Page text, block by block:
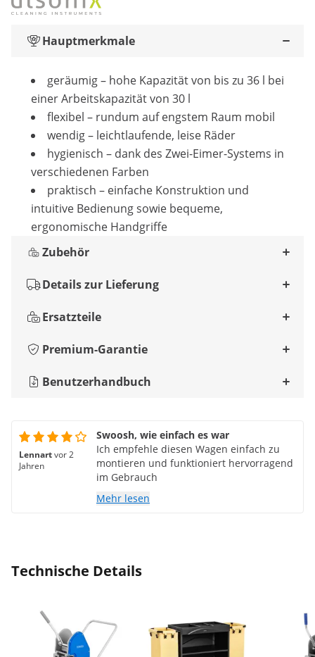
Hauptmerkmale
geräumig – hohe Kapazität von bis zu 36 l bei
einer Arbeitskapazität von 30 l
flexibel – rundum auf engstem Raum mobil
wendig – leichtlaufende, leise Räder
hygienisch – dank des Zwei-Eimer-Systems in
verschiedenen Farben
praktisch – einfache Konstruktion und
intuitive Bedienung sowie bequeme,
ergonomische Handgriffe
Zubehör
Details zur Lieferung
Ersatzteile
Premium-Garantie
Benutzerhandbuch
Lennartvor 2
Jahren
Swoosh, wie einfach es war
Ich empfehle diesen Wagen einfach zu
montieren und funktioniert hervorragend
im Gebrauch
Mehr lesen
Technische Details